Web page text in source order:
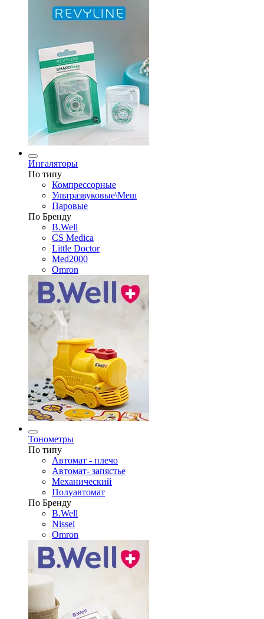
Ингаляторы
По типу
Компрессорные
Ультразвуковые\Меш
Паровые
По Бренду
B.Well
CS Medica
Little Doctor
Med2000
Omron
Тонометры
По типу
Автомат - плечо
Автомат- запястье
Механический
Полуавтомат
По Бренду
B.Well
Nissei
Omron